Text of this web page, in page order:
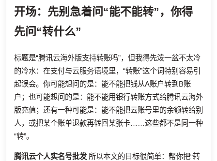
开场：先别急着问“能不能转”，你得
先问“转什么”
标题是“腾讯云海外版支持转账吗”，但我得先泼一盆不太冷
的冷水：在支付与云服务语境里，“转账”这个词特别容易引
起误会。你可能想问的是：能不能把钱从A账户转到B账
户；也可能想问的是：能不能用银行转账方式给腾讯云海外
版充值；还有一种可能是：能不能把云账号里的余额转给别
人，或把某个账单退款再转回某张卡……这些都不是同一种
“转”。
腾讯云个人实名号批发 所以本文的目标很简单：帮你把“转